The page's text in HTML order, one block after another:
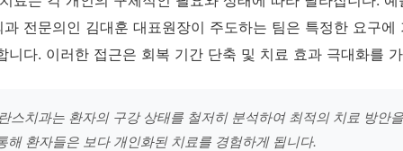
과 전문의인 김대훈 대표원장이 주도하는 팀은 특정한 요구에
니다. 이러한 접근은 회복 기간 단축 및 치료 효과 극대화를
스치과는 환자의 구강 상태를 철저히 분석하여 최적의 치료 방안
해 환자들은 보다 개인화된 치료를 경험하게 됩니다.